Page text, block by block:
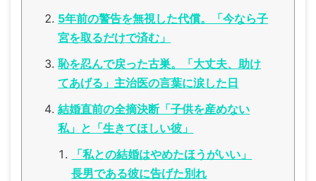
5年前の警告を無視した代償。「今なら子
宮を取るだけで済む」
恥を忍んで戻った古巣。「大丈夫、助け
てあげる」主治医の言葉に涙した日
結婚直前の全摘決断「子供を産めない
私」と「生きてほしい彼」
「私との結婚はやめたほうがいい」
長男である彼に告げた別れ